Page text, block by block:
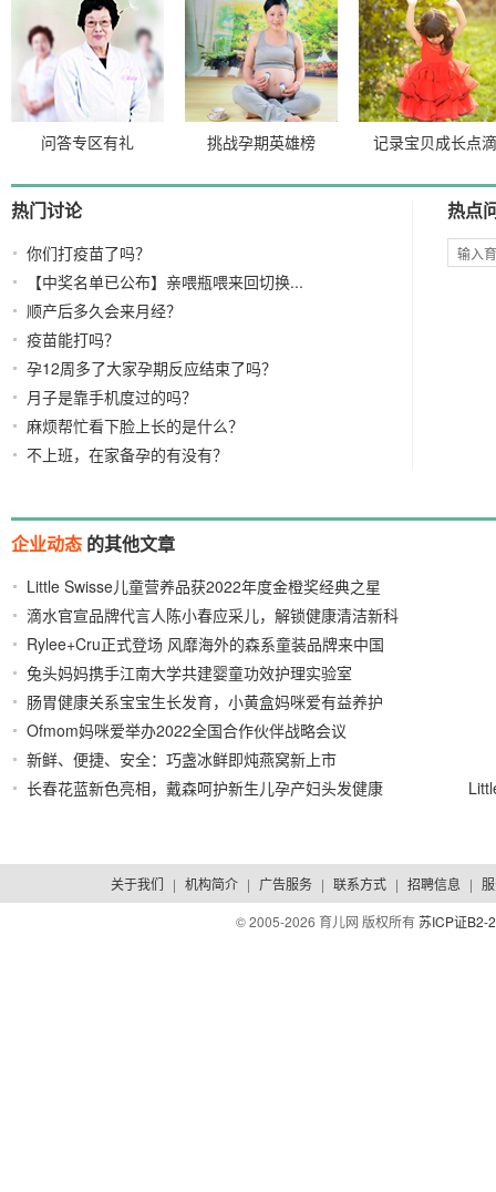
问答专区有礼 挑战孕期英雄榜 记录宝贝成长点滴
热门讨论
你们打疫苗了吗？
【中奖名单已公布】亲喂瓶喂来回切换...
顺产后多久会来月经？
疫苗能打吗？
孕12周多了大家孕期反应结束了吗？
月子是靠手机度过的吗？
麻烦帮忙看下脸上长的是什么？
不上班，在家备孕的有没有？
热点
企业动态 的其他文章
Little Swisse儿童营养品获2022年度金橙奖经典之星
2022/12/09
滴水官宣品牌代言人陈小春应采儿，解锁健康清洁新科
技
2022/08/12
Rylee+Cru正式登场 风靡海外的森系童装品牌来中国
啦！
2022/08/11
兔头妈妈携手江南大学共建婴童功效护理实验室
2022/08/10
肠胃健康关系宝宝生长发育，小黄盒妈咪爱有益养护
2022/08/09
Ofmom妈咪爱举办2022全国合作伙伴战略会议
2022/08/09
新鲜、便捷、安全：巧盏冰鲜即炖燕窝新上市
2022/08/05
长春花蓝新色亮相，戴森呵护新生儿孕产妇头发健康
关于我们 | 机构简介 | 广告服务 | 联系方式 | 招聘信息 |
© 2005-2026 育儿网 版权所有苏ICP证B2-